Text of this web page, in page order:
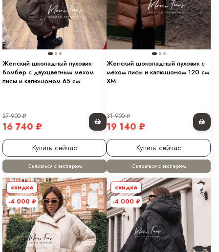
Женский школадный пуховик-
бомбер с двухцветным мехом
лисы и капюшоном 65 см
27 900₽
16 740 ₽
Купить сейчас
Связаться с экспертом
Женский шоколадный пуховик с
мехом лисы и капюшоном 120 см
XM
31 900₽
19 140 ₽
Купить сейчас
Связаться с экспертом
скидка
-4 000 ₽
скидка
-4 000 ₽